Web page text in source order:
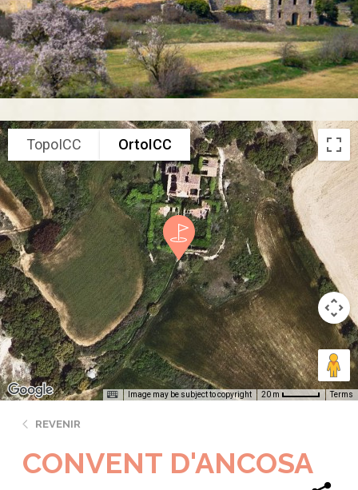
TopoICC OrtoICC
Image may be subject to copyright 20 m Terms
REVENIR
CONVENT D'ANCOSA